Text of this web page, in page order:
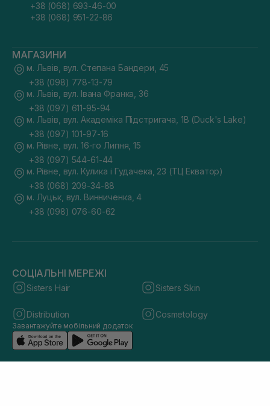
+38 (068) 693-46-00
+38 (068) 951-22-86
МАГАЗИНИ
м. Львів, вул. Степана Бандери, 45
+38 (098) 778-13-79
м. Львів, вул. Івана Франка, 36
+38 (097) 611-95-94
м. Львів, вул. Академіка Підстригача, 1В (Duck's Lake)
+38 (097) 101-97-16
м. Рівне, вул. 16-го Липня, 15
+38 (097) 544-61-44
м. Рівне, вул. Кулика і Гудачека, 23 (ТЦ Екватор)
+38 (068) 209-34-88
м. Луцьк, вул. Винниченка, 4
+38 (098) 076-60-62
СОЦІАЛЬНІ МЕРЕЖІ
Sisters Hair Sisters Skin
Distribution Cosmetology
Завантажуйте мобільний додаток